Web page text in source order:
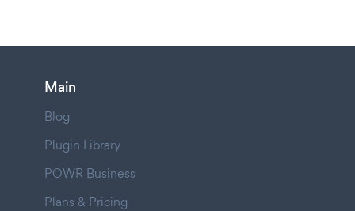
Main
Blog
Plugin Library
POWR Business
Plans & Pricing